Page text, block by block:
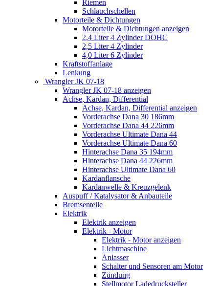
Riemen
Schlauchschellen
Motorteile & Dichtungen
Motorteile & Dichtungen anzeigen
2,4 Liter 4 Zylinder DOHC
2,5 Liter 4 Zylinder
4,0 Liter 6 Zylinder
Kraftstoffanlage
Lenkung
Wrangler JK 07-18
Wrangler JK 07-18 anzeigen
Achse, Kardan, Differential
Achse, Kardan, Differential anzeigen
Vorderachse Dana 30 186mm
Vorderachse Dana 44 226mm
Vorderachse Ultimate Dana 44
Vorderachse Ultimate Dana 60
Hinterachse Dana 35 194mm
Hinterachse Dana 44 226mm
Hinterachse Ultimate Dana 60
Kardanflansche
Kardanwelle & Kreuzgelenk
Auspuff / Katalysator & Anbauteile
Bremsenteile
Elektrik
Elektrik anzeigen
Elektrik - Motor
Elektrik - Motor anzeigen
Lichtmaschine
Anlasser
Schalter und Sensoren am Motor
Zündung
Stellmotor Ladedrucksteller